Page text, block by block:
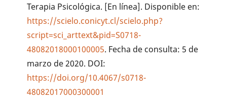
Terapia Psicológica. [En línea]. Disponible en:
https://scielo.conicyt.cl/scielo.php?
script=sci_arttext&pid=S0718-
48082018000100005. Fecha de consulta: 5 de
marzo de 2020. DOI:
https://doi.org/10.4067/s0718-
48082017000300001